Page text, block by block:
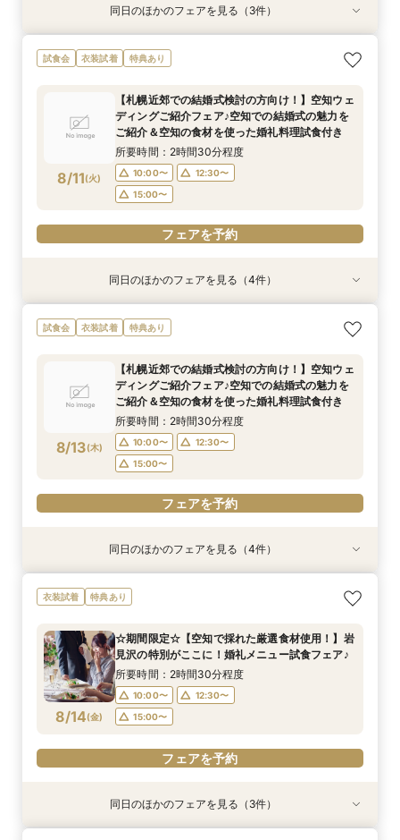
特典あり
8/10(月
【札幌近郊での結婚式検討の方向け！】空知エリ
ア ウェディングスタイル相談会♪
10:00〜
12:30〜
15:00〜
フェアを予約
衣装試着 特典あり
8/10(月
☆マイナビ限定☆こだわりのロケーションフォト
相談会！
10:00〜
12:30〜
15:00〜
フェアを予約
衣装試着 特典あり
8/10(月
最短1か月で挙式可能！少人数・フォトウェディ
ングをお考えのおふたりにも♡クイックウェディ
所要時間：2時間30分程度
10:00〜
12:30〜
15:00〜
フェアを予約
同日のほかのフェアを見る（3件）
試食会 衣装試着 特典あり
8/11(火)
【札幌近郊での結婚式検討の方向け！】空知ウェ
ディングご紹介フェア♪空知での結婚式の魅力を
ご紹介＆空知の食材を使った婚礼料理試食付き
所要時間：2時間30分程度
10:00〜
12:30〜
15:00〜
フェアを予約
衣装試着 特典あり
8/11(火
【一日一組限定】憧れへの第一歩☆試着体験で大
変身！プリンセス体験フェア♡
10:00〜
12:30〜
15:00〜
フェアを予約
衣装試着 特典あり
8/11(火
【ご家族とご一緒に♪】はじめてでも安心☆ダン
ドリ丸ごと相談会
10:00〜
12:30〜
15:00〜
フェアを予約
8/11(火
【遠方にお住いの方必見】オンライン×フォト
ウェディング相談フェア♪
10:00〜
13:00〜
16:00〜
フェアを予約
衣装試着 特典あり
8/11(火
【時を越えて受け継がれる美しさ】厳かな神殿で
叶える、最高峰の神前式
10:00〜
12:30〜
15:00〜
フェアを予約
同日のほかのフェアを見る（4件）
試食会 衣装試着 特典あり
8/13(木)
【札幌近郊での結婚式検討の方向け！】空知ウェ
ディングご紹介フェア♪空知での結婚式の魅力を
ご紹介＆空知の食材を使った婚礼料理試食付き
所要時間：2時間30分程度
10:00〜
12:30〜
15:00〜
フェアを予約
衣装試着 特典あり
8/13(木)
【一日一組限定】憧れへの第一歩☆試着体験で大
変身！プリンセス体験フェア♡
10:00〜
12:30〜
15:00〜
フェアを予約
衣装試着 特典あり
8/13(木)
【ご家族とご一緒に♪】はじめてでも安心☆ダン
ドリ丸ごと相談会
10:00〜
12:30〜
15:00〜
フェアを予約
8/13(木)
【遠方にお住いの方必見】オンライン×フォト
ウェディング相談フェア♪
10:00〜
13:00〜
16:00〜
フェアを予約
衣装試着 特典あり
8/13(木)
【時を越えて受け継がれる美しさ】厳かな神殿で
叶える、最高峰の神前式
10:00〜
12:30〜
15:00〜
フェアを予約
同日のほかのフェアを見る（4件）
衣装試着 特典あり
8/14(金)
☆期間限定☆【空知で採れた厳選食材使用！】岩
見沢の特別がここに！婚礼メニュー試食フェア♪
所要時間：2時間30分程度
10:00〜
12:30〜
15:00〜
フェアを予約
特典あり
衣装試着 特典あり
衣装試着 特典あり
同日のほかのフェアを見る（3件）